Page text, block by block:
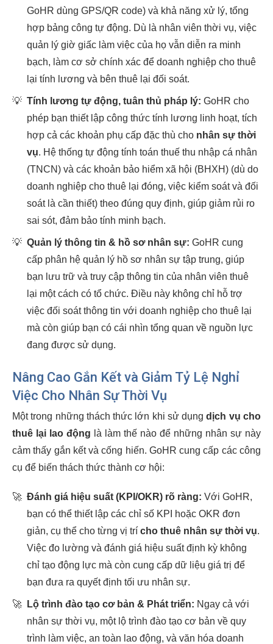
GoHR dùng GPS/QR code) và khả năng xử lý, tổng
hợp bảng công tự động. Dù là nhân viên thời vụ, việc
quản lý giờ giấc làm việc của họ vẫn diễn ra minh
bạch, làm cơ sở chính xác để doanh nghiệp cho thuê
lại tính lương và bên thuê lại đối soát.
💡 Tính lương tự động, tuân thủ pháp lý: GoHR cho
phép bạn thiết lập công thức tính lương linh hoạt, tích
hợp cả các khoản phụ cấp đặc thù cho nhân sự thời
vụ. Hệ thống tự động tính toán thuế thu nhập cá nhân
(TNCN) và các khoản bảo hiểm xã hội (BHXH) (dù do
doanh nghiệp cho thuê lại đóng, việc kiểm soát và đối
soát là cần thiết) theo đúng quy định, giúp giảm rủi ro
sai sót, đảm bảo tính minh bạch.
💡 Quản lý thông tin & hồ sơ nhân sự: GoHR cung
cấp phân hệ quản lý hồ sơ nhân sự tập trung, giúp
bạn lưu trữ và truy cập thông tin của nhân viên thuê
lại một cách có tổ chức. Điều này không chỉ hỗ trợ
việc đối soát thông tin với doanh nghiệp cho thuê lại
mà còn giúp bạn có cái nhìn tổng quan về nguồn lực
đang được sử dụng.
Nâng Cao Gắn Kết và Giảm Tỷ Lệ Nghỉ
Việc Cho Nhân Sự Thời Vụ
Một trong những thách thức lớn khi sử dụngdịch vụ cho
thuê lại lao động là làm thế nào để những nhân sự này
cảm thấy gắn kết và cống hiến. GoHR cung cấp các công
cụ để biến thách thức thành cơ hội:
🚀 Đánh giá hiệu suất (KPI/OKR) rõ ràng: Với GoHR,
bạn có thể thiết lập các chỉ số KPI hoặc OKR đơn
giản, cụ thể cho từng vị trí cho thuê nhân sự thời vụ.
Việc đo lường và đánh giá hiệu suất định kỳ không
chỉ tạo động lực mà còn cung cấp dữ liệu giá trị để
bạn đưa ra quyết định tối ưu nhân sự.
🚀 Lộ trình đào tạo cơ bản & Phát triển: Ngay cả với
nhân sự thời vụ, một lộ trình đào tạo cơ bản về quy
trình làm việc, an toàn lao động, và văn hóa doanh